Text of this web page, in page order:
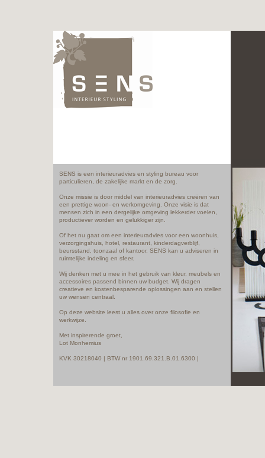
SENS is een interieuradvies en styling bureau voor
particulieren, de zakelijke markt en de zorg.
Onze missie is door middel van interieuradvies creëren van
een prettige woon- en werkomgeving. Onze visie is dat
mensen zich in een dergelijke omgeving lekkerder voelen,
productiever worden en gelukkiger zijn.
Of het nu gaat om een interieuradvies voor een woonhuis,
verzorgingshuis, hotel, restaurant, kinderdagverblijf,
beursstand, toonzaal of kantoor, SENS kan u adviseren in
ruimtelijke indeling en sfeer.
Wij denken met u mee in het gebruik van kleur, meubels en
accessoires passend binnen uw budget. Wij dragen
creatieve en kostenbesparende oplossingen aan en stellen
uw wensen centraal.
Op deze website leest u alles over onze filosofie en
werkwijze.
Met inspirerende groet,
Lot Monhemius
KVK 30218040 | BTW nr 1901.69.321.B.01.6300 |